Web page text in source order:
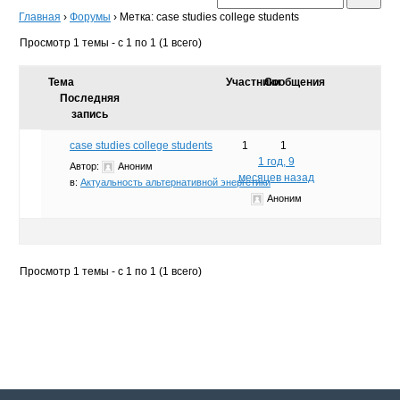
Главная › Форумы › Метка: case studies college students
Просмотр 1 темы - с 1 по 1 (1 всего)
Тема УчастникиСообщения
Последняя
запись
case studies college students
Автор:
Аноним
в: Актуальность альтернативной энергетики
1
1
1 год, 9
месяцев назад
Аноним
Просмотр 1 темы - с 1 по 1 (1 всего)